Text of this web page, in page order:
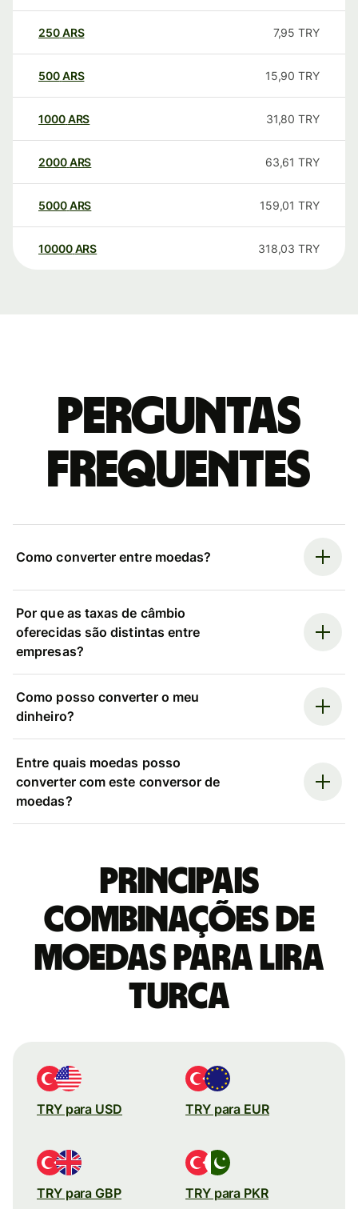
250ARS 7,95 TRY
500ARS 15,90 TRY
1000ARS 31,80 TRY
2000ARS 63,61 TRY
5000ARS 159,01 TRY
10000 ARS 318,03 TRY
Perguntas
frequentes
Como converter entre moedas?
Por que as taxas de câmbio
oferecidas são distintas entre
empresas?
Como posso converter o meu
dinheiro?
Entre quais moedas posso
converter com este conversor de
moedas?
Principais
combinações de
moedas para Lira
turca
TRY para USD TRY para EUR
TRY para GBP TRY para PKR